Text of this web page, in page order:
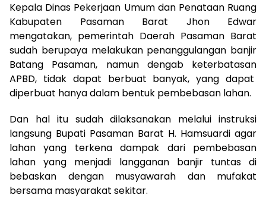
Kepala Dinas Pekerjaan Umum dan Penataan Ruang
Kabupaten Pasaman Barat Jhon Edwar
mengatakan, pemerintah Daerah Pasaman Barat
sudah berupaya melakukan penanggulangan banjir
Batang Pasaman, namun dengab keterbatasan
APBD, tidak dapat berbuat banyak, yang dapat
diperbuat hanya dalam bentuk pembebasan lahan.
Dan hal itu sudah dilaksanakan melalui instruksi
langsung Bupati Pasaman Barat H. Hamsuardi agar
lahan yang terkena dampak dari pembebasan
lahan yang menjadi langganan banjir tuntas di
bebaskan dengan musyawarah dan mufakat
bersama masyarakat sekitar.